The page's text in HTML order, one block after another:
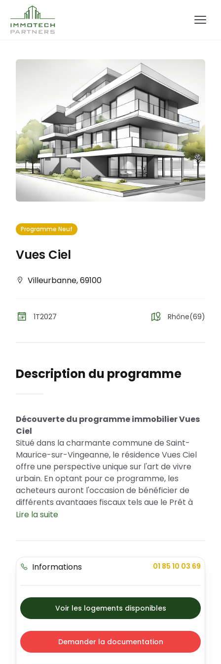
Programme Neuf
Vues Ciel
Villeurbanne,69100
1T2027 Rhône(69)
Description du programme
Découverte du programme immobilier Vues
Ciel
Situé dans la charmante commune de Saint-
Maurice-sur-Vingeanne, le résidence Vues Ciel
offre une perspective unique sur l'art de vivre
urbain. En optant pour ce programme, les
acheteurs auront l'occasion de bénéficier de
différents avantages fiscaux tels que le Prêt à
Taux Zéro (PTZ). Que vous recherchiez un
suspendue, Vues Ciel dispose d'une gamme
incarne modernité, innovation et respect de
l'environnement à travers des principes
constructifs bas carbone, l'utilisation de béton
de chanvre et de terre crue.
Emplacement et environnement de la
résidence Vues Ciel
Saint-Maurice-sur-Vingeanne, dans le
département de la Côte-d'Or, est une ville où il
Lire la suite
Informations 01 85 10 03 69
Voir les logements disponibles
Demander la documentation